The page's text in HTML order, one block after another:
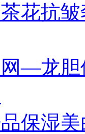
花抗
—龙胆
保湿